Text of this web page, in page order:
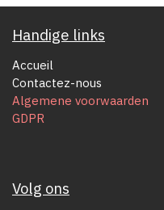
Handige links
Accueil
Contactez-nous
Algemene voorwaarden
GDPR
Volg ons